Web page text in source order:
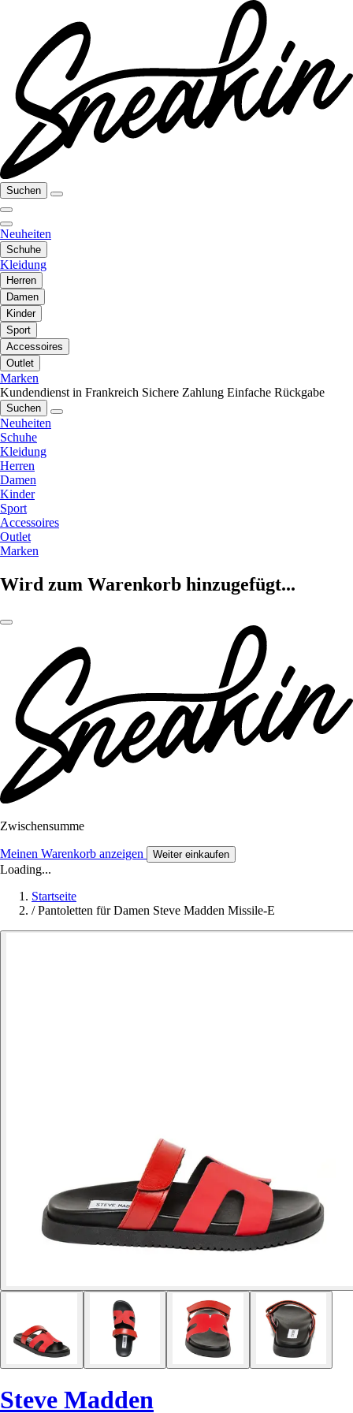
Suchen
Neuheiten
Schuhe
Kleidung
Herren
Damen
Kinder
Sport
Accessoires
Outlet
Marken
Kundendienst in Frankreich Sichere Zahlung Einfache Rückgabe
Suchen
Neuheiten
Schuhe
Kleidung
Herren
Damen
Kinder
Sport
Accessoires
Outlet
Marken
Wird zum Warenkorb hinzugefügt...
Zwischensumme
Meinen Warenkorb anzeigen Weiter einkaufen
Loading...
Startseite
/ Pantoletten für Damen Steve Madden Missile-E
Steve Madden